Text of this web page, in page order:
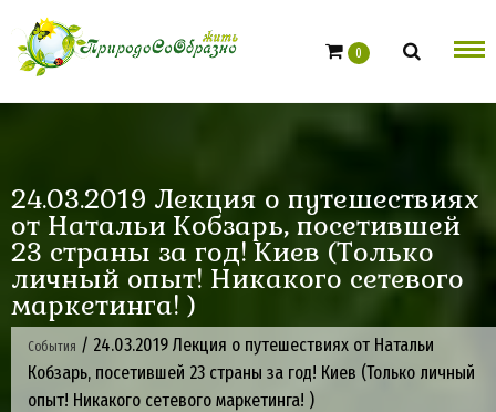
content
0
24.03.2019 Лекция о путешествиях
от Натальи Кобзарь, посетившей
23 страны за год! Киев (Только
личный опыт! Никакого сетевого
маркетинга! )
События / 24.03.2019 Лекция о путешествиях от Натальи
Кобзарь, посетившей 23 страны за год! Киев (Только личный
опыт! Никакого сетевого маркетинга! )